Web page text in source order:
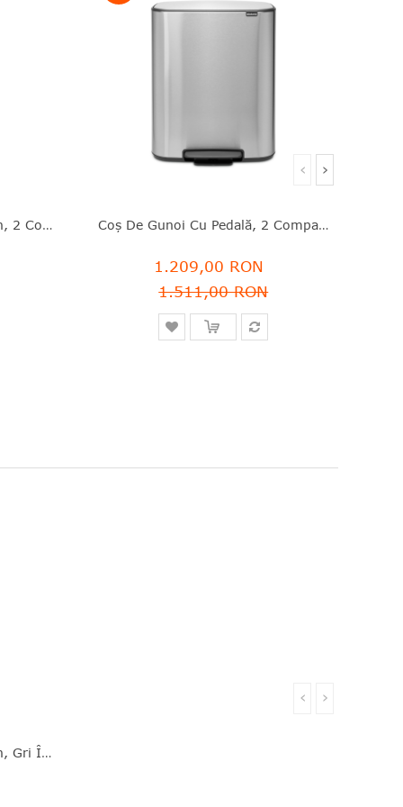
Coş De Gunoi Cu Soft Touch, 2 Compartimente, Negru Mat, Inox, 2x30 L, Bo Touch, Brabantia - 8710755130625 Coş De Gunoi Cu Pedală, 2 Compartimente, Argintiu, Inox Mat, 2x30 L, Bo, Brabantia - 8710755211461
1.209,00 RON
1.511,00 RON
‹ ›
Coş De Gunoi Cu Soft Touch, Gri Închis, Inox, 60 L, Bo Touch, Brabantia - 8710755223068
‹ ›